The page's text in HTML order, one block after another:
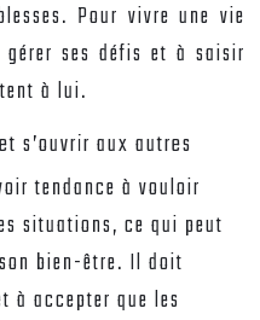
Pour vivre une vie
ses défis et à saisir
à lui.
s’ouvrir aux autres
tendance à vouloir
situations, ce qui peut
bien-être. Il doit
à accepter que les